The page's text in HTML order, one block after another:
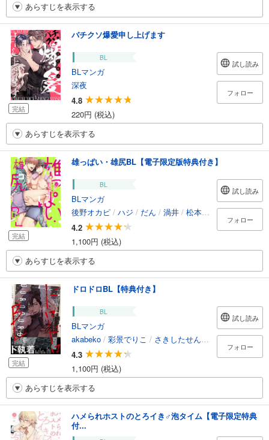
あらすじを表示する
完結
バチクソ爆愛申し上げます
BL
BLマンガ
深夜
4.8
220円 (税込)
試し読み
フォロー
あらすじを表示する
完結
雄っぱい・雄尻BL【電子限定版特典付き】
BL
BLマンガ
後野オカピ / ハジ / だん / 渦井 / 松本ノダ /国原/雨宮
4.2
1,100円 (税込)
試し読み
フォロー
あらすじを表示する
完結
ドロドロBL【特典付き】
BL
BLマンガ
akabeko / 彩景でりこ / さきしたせんむ 春田/あらか
4.3
1,100円 (税込)
試し読み
フォロー
あらすじを表示する
ハメられホストのとろイき♂泡タイム【電子限定特典
付...